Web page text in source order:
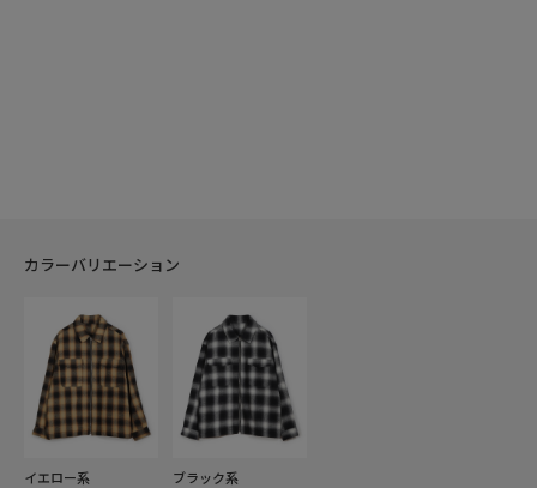
カラーバリエーション
イエロー系 ブラック系